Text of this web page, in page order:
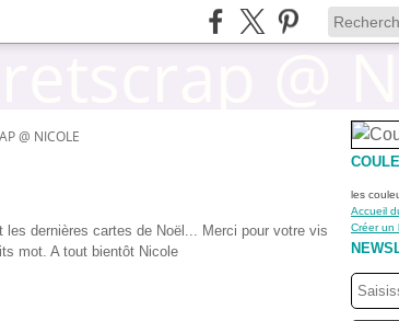
@ NICOLE
dernières cartes de Noël... Merci pour votre vis
mot. A tout bientôt Nicole
les
Accueil
Créer un